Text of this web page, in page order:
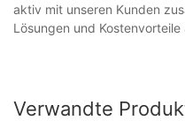
aktiv mit unseren Kunden
Lösungen und
Verwandte